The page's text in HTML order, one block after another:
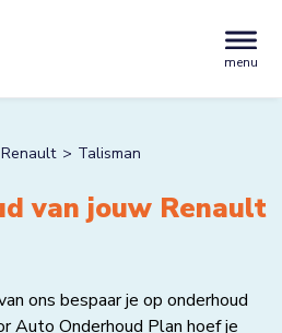
menu
Renault Talisman
van jouw Renault
ons bespaar je op onderhoud
Auto Onderhoud Plan hoef je